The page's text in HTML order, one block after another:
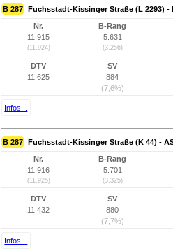
B 287 Fuchsstadt-Kissinger Straße (L 2293)
Nr.
11.915
(11.924)
B-Rang
5.631
(3.256)
DTV
11.625
SV
884
(7,6%)
Infos...
B 287 Fuchsstadt-Kissinger Straße (K 44) -
Nr.
11.916
(11.925)
B-Rang
5.701
(3.325)
DTV
11.432
SV
880
(7,7%)
Infos...